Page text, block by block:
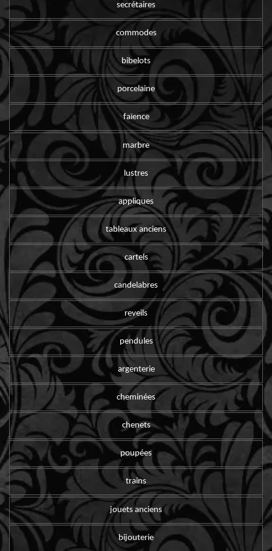
secrétaires
commodes
bibelots
porcelaine
faïence
marbre
lustres
appliques
tableaux anciens
cartels
candelabres
reveils
pendules
argenterie
cheminées
chenets
poupées
trains
jouets anciens
bijouterie